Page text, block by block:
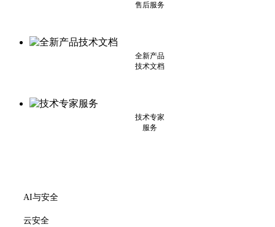
售后服务
全新产品
技术文档
技术专家
服务
AI与安全
云安全